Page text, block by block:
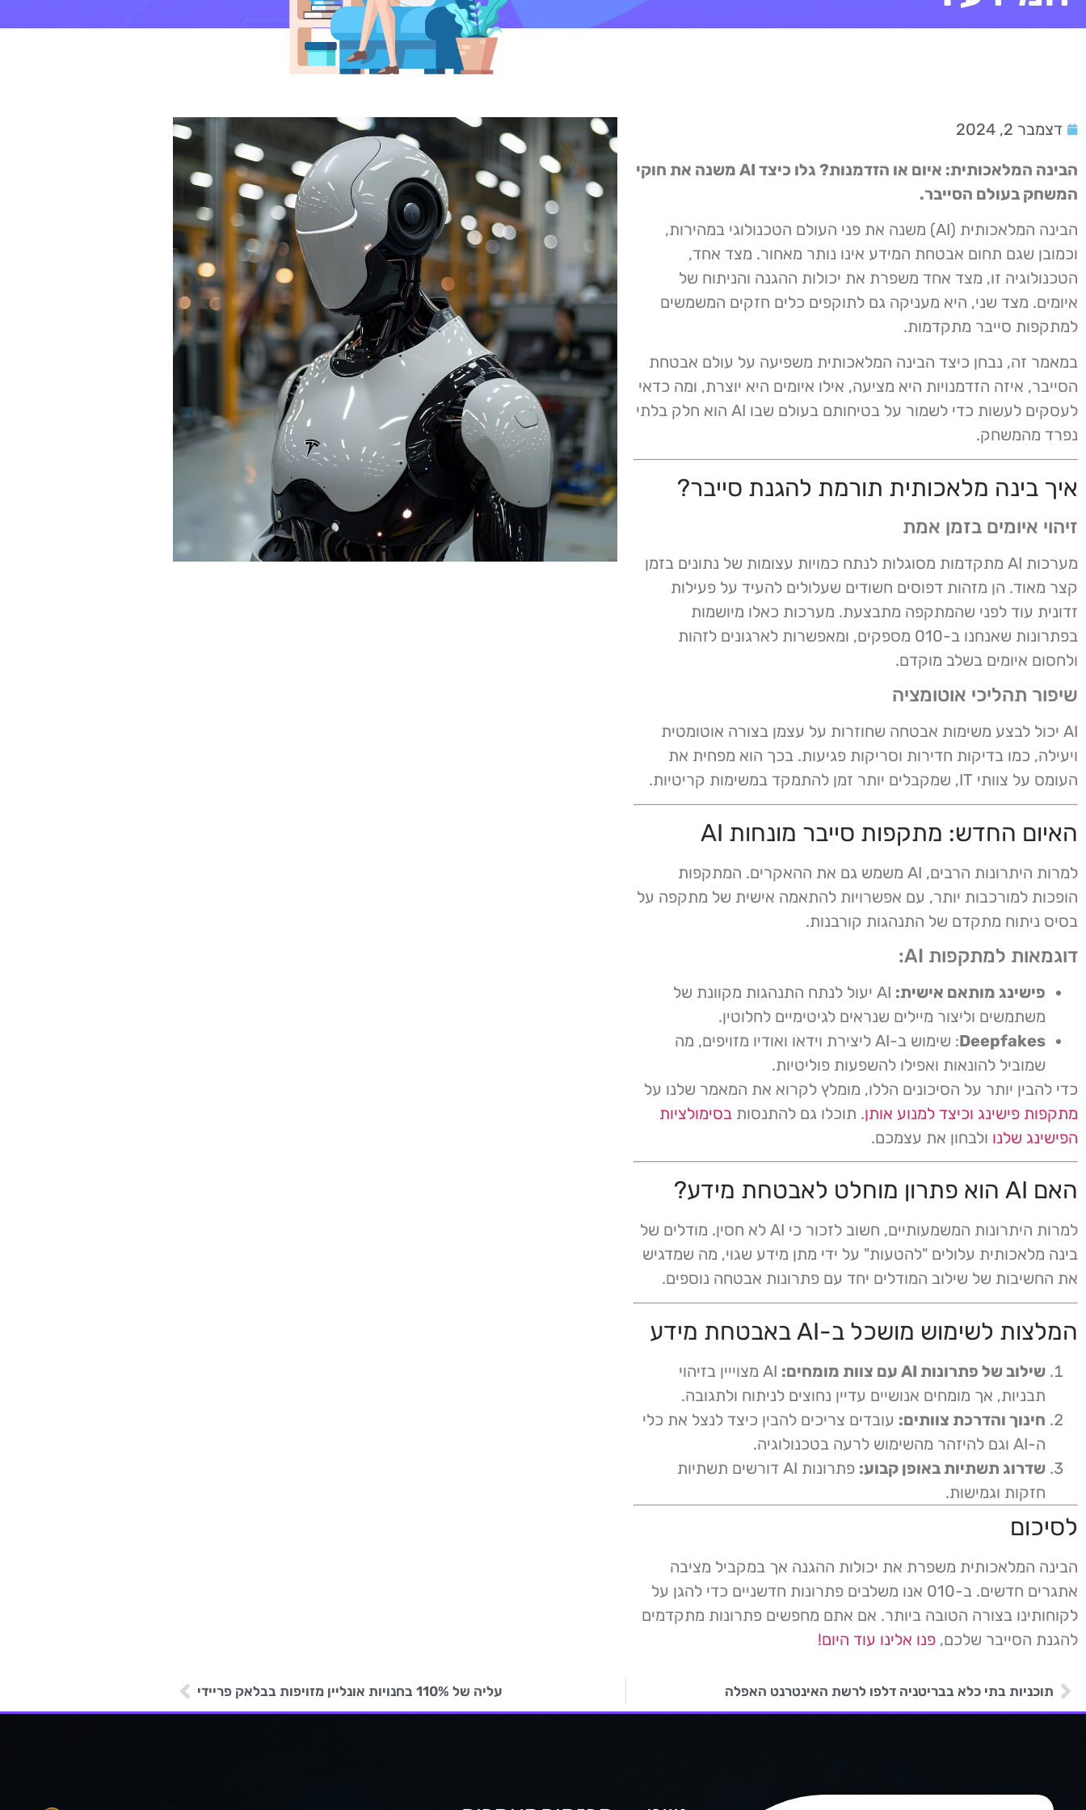
דצמבר 2, 2024
הבינה המלאכותית: איום או הזדמנות? גלו כיצד AI משנה את חוקי
המשחק בעולם הסייבר.
הבינה המלאכותית (AI) משנה את פני העולם הטכנולוגי במהירות,
וכמובן שגם תחום אבטחת המידע אינו נותר מאחור. מצד אחד,
הטכנולוגיה זו, מצד אחד משפרת את יכולות ההגנה והניתוח של
איומים. מצד שני, היא מעניקה גם לתוקפים כלים חזקים המשמשים
למתקפות סייבר מתקדמות.
במאמר זה, נבחן כיצד הבינה המלאכותית משפיעה על עולם אבטחת
הסייבר, איזה הזדמנויות היא מציעה, אילו איומים היא יוצרת, ומה כדאי
לעסקים לעשות כדי לשמור על בטיחותם בעולם שבו AI הוא חלק בלתי
נפרד מהמשחק.
איך בינה מלאכותית תורמת להגנת סייבר?
זיהוי איומים בזמן אמת
מערכות AI מתקדמות מסוגלות לנתח כמויות עצומות של נתונים בזמן
קצר מאוד. הן מזהות דפוסים חשודים שעלולים להעיד על פעילות
זדונית עוד לפני שהמתקפה מתבצעת. מערכות כאלו מיושמות
בפתרונות שאנחנו ב-010 מספקים, ומאפשרות לארגונים לזהות
ולחסום איומים בשלב מוקדם.
שיפור תהליכי אוטומציה
AI יכול לבצע משימות אבטחה שחוזרות על עצמן בצורה אוטומטית
ויעילה, כמו בדיקות חדירות וסריקות פגיעות. בכך הוא מפחית את
העומס על צוותי IT, שמקבלים יותר זמן להתמקד במשימות קריטיות.
האיום החדש: מתקפות סייבר מונחות AI
למרות היתרונות הרבים, AI משמש גם את ההאקרים. המתקפות
הופכות למורכבות יותר, עם אפשרויות להתאמה אישית של מתקפה על
בסיס ניתוח מתקדם של התנהגות קורבנות.
דוגמאות למתקפות AI:
פישינג מותאם אישית:
AI יעול לנתח התנהגות מקוונת של
משתמשים וליצור מיילים שנראים לגיטימיים לחלוטין.
Deepfakes
: שימוש ב-AI ליצירת וידאו ואודיו מזויפים, מה
שמוביל להונאות ואפילו להשפעות פוליטיות.
כדי להבין יותר על הסיכונים הללו, מומלץ לקרוא את המאמר שלנו על
מתקפות פישינג וכיצד למנוע אותן. תוכלו גם להתנסות בסימולציות
הפישינג שלנו ולבחון את עצמכם.
האם AI הוא פתרון מוחלט לאבטחת מידע?
למרות היתרונות המשמעותיים, חשוב לזכור כי AI לא חסין. מודלים של
בינה מלאכותית עלולים "להטעות" על ידי מתן מידע שגוי, מה שמדגיש
את החשיבות של שילוב המודלים יחד עם פתרונות אבטחה נוספים.
המלצות לשימוש מושכל ב-AI באבטחת מידע
שילוב של פתרונות AI עם צוות מומחים:
AI מצוייין בזיהוי
תבניות, אך מומחים אנושיים עדיין נחוצים לניתוח ולתגובה.
חינוך והדרכת צוותים: עובדים צריכים להבין כיצד לנצל את כלי
ה-AI וגם להיזהר מהשימוש לרעה בטכנולוגיה.
שדרוג תשתיות באופן קבוע:
פתרונות AI דורשים תשתיות
חזקות וגמישות.
לסיכום
הבינה המלאכותית משפרת את יכולות ההגנה אך במקביל מציבה
אתגרים חדשים. ב-010 אנו משלבים פתרונות חדשניים כדי להגן על
לקוחותינו בצורה הטובה ביותר. אם אתם מחפשים פתרונות מתקדמים
להגנת הסייבר שלכם, פנו אלינו עוד היום!
תוכניות בתי כלא בבריטניה דלפו לרשת האינטרנט האפלה עליה של 110% בחנויות אונליין מזויפות בבלאק פריידי